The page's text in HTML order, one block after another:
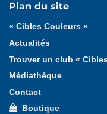
Trophée valeurs et
Plan du site
« Cibles Couleurs »
Actualités
Trouver un club «
Médiathèque
Contact
Boutique